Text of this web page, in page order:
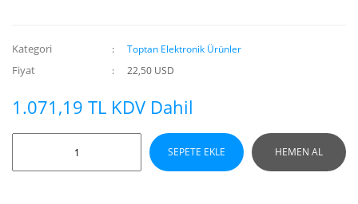
Kategori Toptan Elektronik Ürünler
Fiyat 22,50 USD
1.071,19 TL KDV Dahil
SEPETE EKLE HEMEN AL